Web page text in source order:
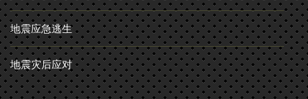
地震应急逃生
地震灾后应对